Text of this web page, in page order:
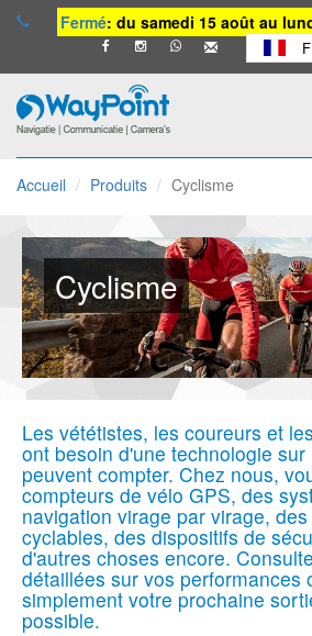
Fermé: du samedi 15 août au
-
vers
page
d'accueil
Accueil Produits Cyclisme
Cyclisme
Les vététistes, les coureurs et
ont besoin d'une technologie sur
peuvent compter. Chez nous,
compteurs de vélo GPS, des
navigation virage par virage,
cyclables, des dispositifs de
d'autres choses encore.
détaillées sur vos performances
simplement votre prochaine
possible.